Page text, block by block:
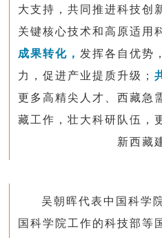
大支持，共同推进科技创
关键核心技术和高原适用
成果转化， 发挥各自优势
力，促进产业提质升级；
更多高精尖人才、西藏急
藏工作，壮大科研队伍，
新西藏
吴朝晖代表中国科学
国科学院工作的科技部等